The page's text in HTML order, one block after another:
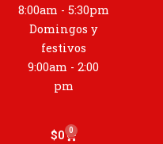
8:00am - 5:30pm
Domingos y
festivos
9:00am - 2:00
pm
$0 0
Cart